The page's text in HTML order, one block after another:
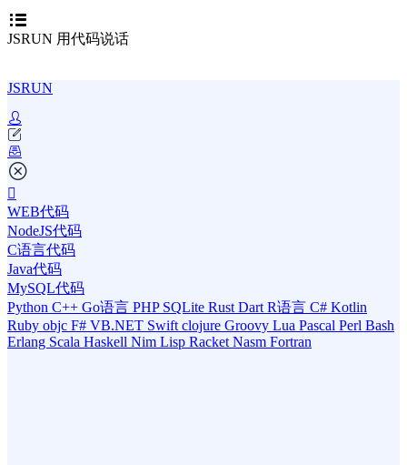
JSRUN 用代码说话
JSRUN
WEB代码
NodeJS代码
C语言代码
Java代码
MySQL代码
Python C++ Go语言 PHP SQLite Rust Dart R语言 C# Kotlin
Ruby objc F# VB.NET Swift clojure Groovy Lua Pascal Perl Bash
Erlang Scala Haskell Nim Lisp Racket Nasm Fortran